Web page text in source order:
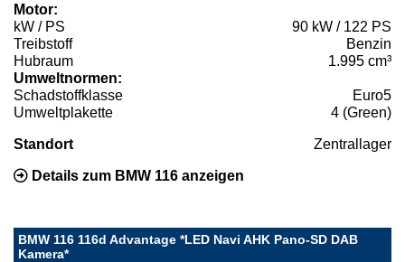
Motor:
kW / PS
90 kW / 122 PS
Treibstoff
Benzin
Hubraum
1.995 cm³
Umweltnormen:
Schadstoffklasse
Euro5
Umweltplakette
4 (Green)
Standort Zentrallager
Details zum BMW 116 anzeigen
BMW 116 116d Advantage *LED Navi AHK Pano-SD DAB
Kamera*